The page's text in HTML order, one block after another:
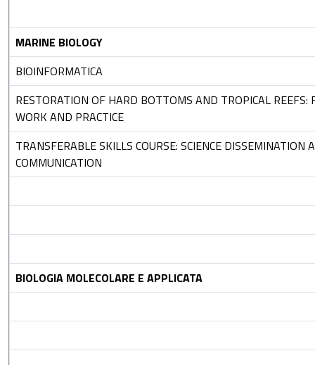
MARINE BIOLOGY
BIOINFORMATICA
RESTORATION OF HARD BOTTOMS AND TROPICAL REEFS:
WORK AND PRACTICE
TRANSFERABLE SKILLS COURSE: SCIENCE DISSEMINATION
COMMUNICATION
BIOLOGIA MOLECOLARE E APPLICATA